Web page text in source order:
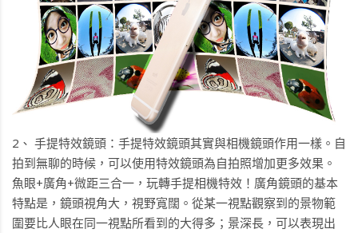
2、 手提特效鏡頭 ：手提特效鏡頭其實與相機鏡頭作用一樣。自
拍到無聊的時候，可以使用特效鏡頭為自拍照增加更多效果。
魚眼+廣角+微距三合一，玩轉手提相機特效！廣角鏡頭的基本
特點是，鏡頭視角大，視野寬闊。從某一視點觀察到的景物範
圍要比人眼在同一視點所看到的大得多；景深長，可以表現出